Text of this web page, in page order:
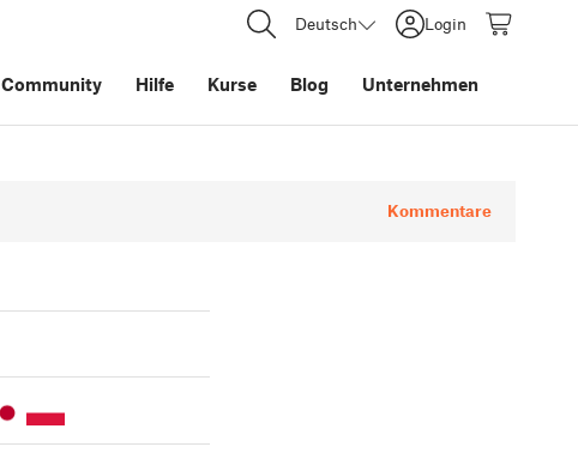
Deutsch Login
Community Hilfe Kurse Blog Unternehmen
Kommentare